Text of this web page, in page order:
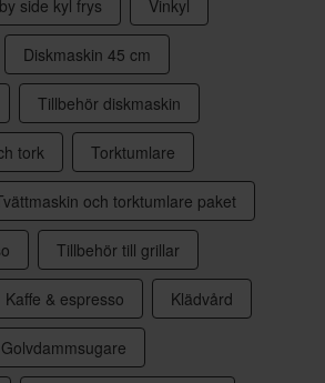
side kyl frys Vinkyl
Diskmaskin 45 cm
Tillbehör diskmaskin
tork Torktumlare
och torktumlare paket
Tillbehör till grillar
Kaffe & espresso Klädvård
Golvdammsugare